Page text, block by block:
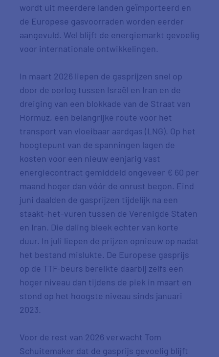
wordt uit meerdere landen geïmporteerd en
de Europese gasvoorraden worden eerder
aangevuld. Wel blijft de energiemarkt gevoelig
voor internationale ontwikkelingen.
In maart 2026 liepen de gasprijzen snel op
door de oorlog tussen Israël en Iran en de
dreiging van een blokkade van de Straat van
Hormuz, een belangrijke route voor het
transport van vloeibaar aardgas (LNG). Op het
hoogtepunt van de spanningen lagen de
kosten voor een nieuw eenjarig vast
energiecontract gemiddeld ongeveer € 60 per
maand hoger dan vóór de onrust begon. Eind
juni daalden de gasprijzen tijdelijk na een
staakt-het-vuren tussen de Verenigde Staten
en Iran. Die daling bleek echter van korte
duur. In juli liepen de prijzen opnieuw op nadat
het bestand mislukte. De Europese gasprijs
op de TTF-beurs bereikte daarbij zelfs een
hoger niveau dan tijdens de piek in maart en
stond op het hoogste niveau sinds januari
2023.
Voor de rest van 2026 verwacht Tom
Schuitemaker dat de gasprijs gevoelig blijft